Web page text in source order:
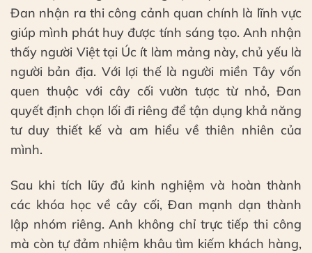
Đan nhận ra thi công cảnh quan chính là lĩnh vực
giúp mình phát huy được tính sáng tạo. Anh nhận
thấy người Việt tại Úc ít làm mảng này, chủ yếu là
người bản địa. Với lợi thế là người miền Tây vốn
quen thuộc với cây cối vườn tược từ nhỏ, Đan
quyết định chọn lối đi riêng để tận dụng khả năng
tư duy thiết kế và am hiểu về thiên nhiên của
mình.
Sau khi tích lũy đủ kinh nghiệm và hoàn thành
các khóa học về cây cối, Đan mạnh dạn thành
lập nhóm riêng. Anh không chỉ trực tiếp thi công
mà còn tự đảm nhiệm khâu tìm kiếm khách hàng,